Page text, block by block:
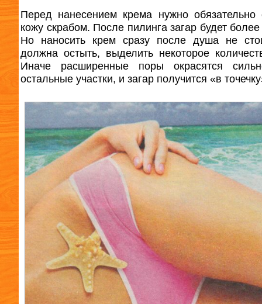
Перед нанесением крема нужно обязательно
кожу скрабом. После пилинга загар будет
Но наносить крем сразу после душа не
должна остыть, выделить некоторое
Иначе расширенные поры окрасятся
остальные участки, и загар получится «в